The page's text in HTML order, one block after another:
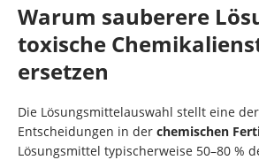
Warum sauberere
toxische
ersetzen
Die Lösungsmittelauswahl stellt eine
Entscheidungen in der chemischen
Lösungsmittel typischerweise 50–80 %